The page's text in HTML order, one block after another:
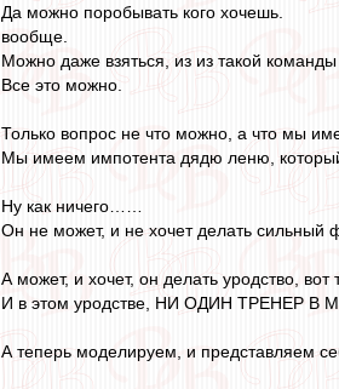
Да можно поробывать кого хочешь.
вообще.
Можно даже взяться, из из такой
Все это можно.
Только вопрос не что можно, а что мы
Мы имеем импотента дядю леню, который
Ну как ничего……
Он не может, и не хочет делать сильный
А может, и хочет, он делать уродство,
И в этом уродстве, НИ ОДИН ТРЕНЕР
А теперь моделируем, и представляем